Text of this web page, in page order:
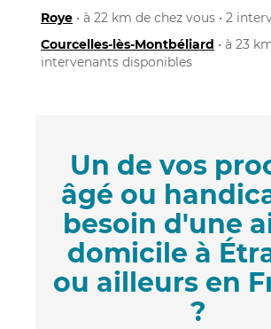
Roye • à 22 km de chez vous • 2
Courcelles-lès-Montbéliard • à 23
intervenants disponibles
Un de vos
âgé ou
besoin d'une
domicile à
ou ailleurs en
?